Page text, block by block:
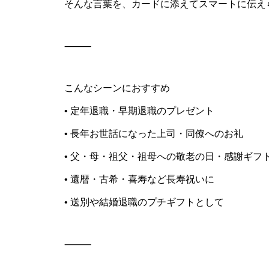
そんな言葉を、カードに添えてスマートに伝え
⸻
こんなシーンにおすすめ
• 定年退職・早期退職のプレゼント
• 長年お世話になった上司・同僚へのお礼
• 父・母・祖父・祖母への敬老の日・感謝ギフト
• 還暦・古希・喜寿など長寿祝いに
• 送別や結婚退職のプチギフトとして
⸻